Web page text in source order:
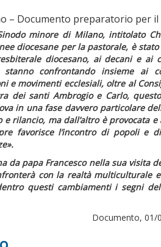
– Documento preparatorio per
minore di Milano, intitolato
diocesane per la pastorale, è
diocesano, ai decani e ai
confrontando insieme ai
e movimenti ecclesiali, oltre al
dei santi Ambrogio e Carlo,
in una fase davvero particolare
rilancio, ma dall’altro è provocata e
favorisce l’incontro di popoli e
da papa Francesco nella sua visita
con la realtà multiculturale
questi cambiamenti i segni
Documento, 01/